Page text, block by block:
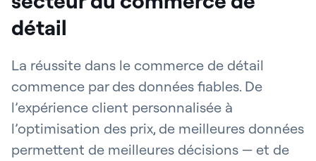
détail
La réussite dans le commerce de détail
commence par des données fiables. De
l’expérience client personnalisée à
l’optimisation des prix, de meilleures données
permettent de meilleures décisions — et de